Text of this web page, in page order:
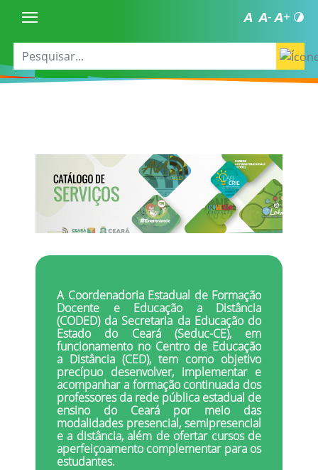
A Coordenadoria Estadual de Formação
Docente e Educação a Distância
(CODED) da Secretaria da Educação do
Estado do Ceará (Seduc-CE), em
funcionamento no Centro de Educação
a Distância (CED), tem como objetivo
precípuo desenvolver, implementar e
acompanhar a formação continuada dos
professores da rede pública estadual de
ensino do Ceará por meio das
modalidades presencial, semipresencial
e a distância, além de ofertar cursos de
aperfeiçoamento complementar para os
estudantes.